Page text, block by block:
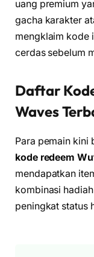
uang premium
gacha karakter
mengklaim kode
cerdas sebelum
Daftar
Waves
Para pemain kini
kode redeem
mendapatkan
kombinasi
peningkat status